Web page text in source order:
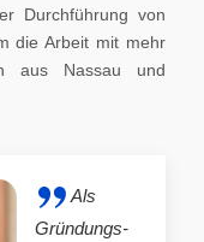
Durchführung von
die Arbeit mit mehr
aus Nassau und
Als
Gründungs-